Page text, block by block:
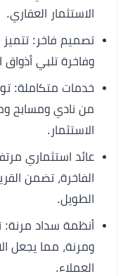
الاستثمار العقاري.
تصميم فاخر:
وفاخرة تلبي
خدمات متكاملة:
من نادي ومسابح
الاستثمار.
عائد استثماري
الفاخرة، تضمن
الطويل.
أنظمة سداد
ومرنة، مما يجعل
العملاء.